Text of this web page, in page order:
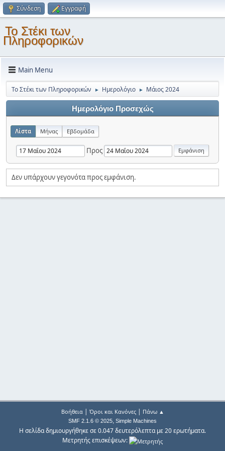
Σύνδεση Εγγραφή
Το Στέκι των
Πληροφορικών
Main Menu
Το Στέκι των Πληροφορικών ► Ημερολόγιο ► Μάιος 2024
Ημερολόγιο Προσεχώς
Λίστα Μήνας Εβδομάδα
Προς
Δεν υπάρχουν γεγονότα προς εμφάνιση.
Βοήθεια| Όροι και Κανόνες| Πάνω ▲
SMF 2.1.6 © 2025, Simple Machines
Η σελίδα δημιουργήθηκε σε 0.047 δευτερόλεπτα με 20 ερωτήματα.
Μετρητής επισκέψεων: